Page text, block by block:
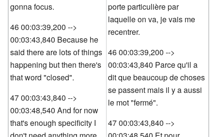
gonna focus.
46 00:03:39,200 -->
00:03:43,840 Because he
said there are lots of things
happening but then there's
that word "closed".
47 00:03:43,840 -->
00:03:48,540 And for now
that's enough specificity I
porte particulière par
laquelle on va, je vais me
recentrer.
46 00:03:39,200 -->
00:03:43,840 Parce qu'il a
dit que beaucoup de choses
se passent mais il y a aussi
le mot "fermé".
47 00:03:43,840 -->